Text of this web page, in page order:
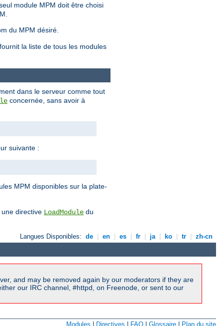
module MPM doit être choisi
du MPM désiré.
la liste de tous les modules
dans le serveur comme tout
concernée, sans avoir à
suivante :
MPM disponibles sur la plate-
une directive LoadModule du
Langues Disponibles: de en es fr ja ko tr zh-cn
and may be removed again by our moderators if they are
our IRC channel, #httpd, on Freenode, or sent to our
Modules | Directives | FAQ | Glossaire | Plan du site